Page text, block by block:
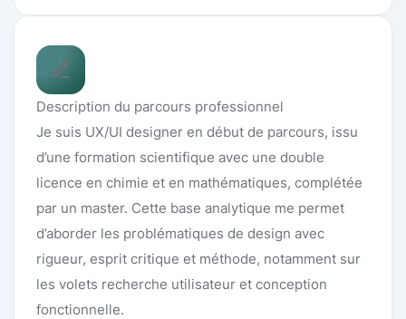
Description du parcours professionnel
Je suis UX/UI designer en début de parcours, issu
d’une formation scientifique avec une double
licence en chimie et en mathématiques, complétée
par un master. Cette base analytique me permet
d’aborder les problématiques de design avec
rigueur, esprit critique et méthode, notamment sur
les volets recherche utilisateur et conception
fonctionnelle.